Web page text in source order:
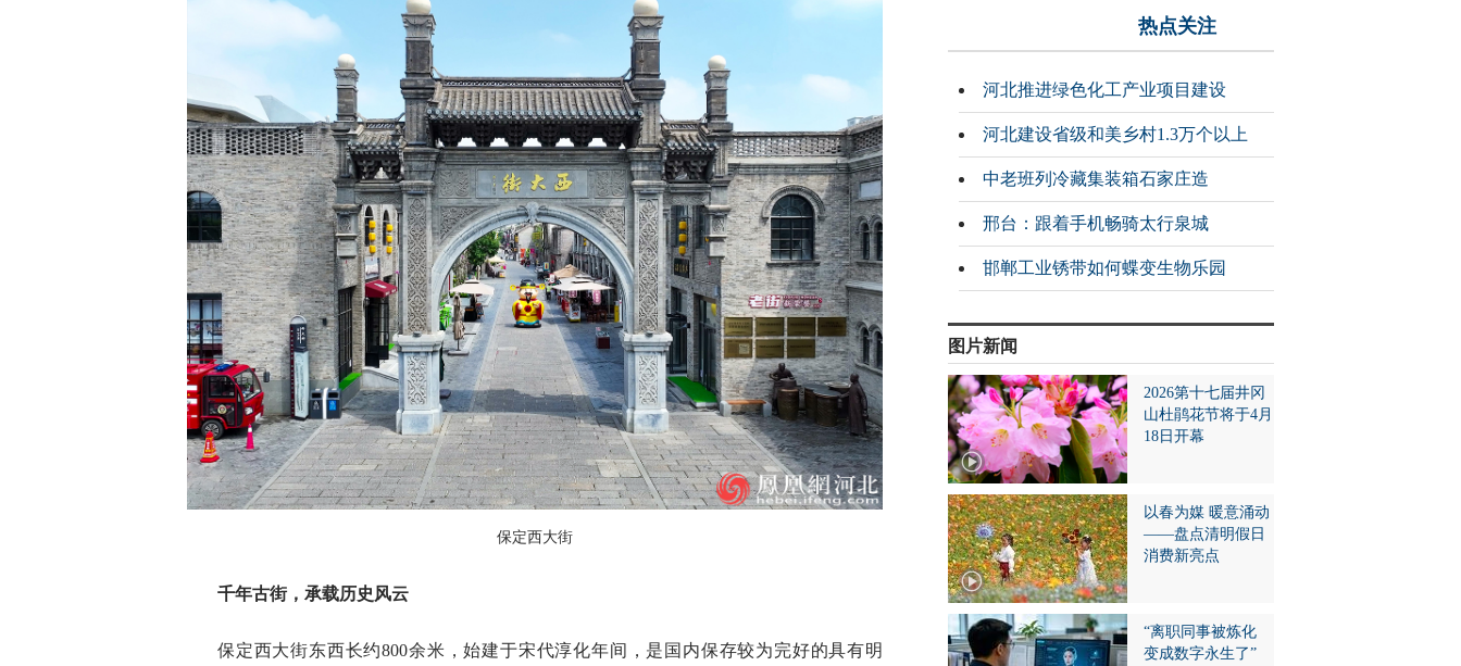
保定西大街
千年古街，承载历史风云
保定西大街东西长约800余米，始建于宋代淳化年间，是国内保存较为完好的具有明
热点关注
河北推进绿色化工产业项目建设
河北建设省级和美乡村1.3万个以上
中老班列冷藏集装箱石家庄造
邢台：跟着手机畅骑太行泉城
邯郸工业锈带如何蝶变生物乐园
图片新闻
2026第十七届井冈
山杜鹃花节将于4月
18日开幕
以春为媒 暖意涌动
——盘点清明假日
消费新亮点
“离职同事被炼化
变成数字永生了”